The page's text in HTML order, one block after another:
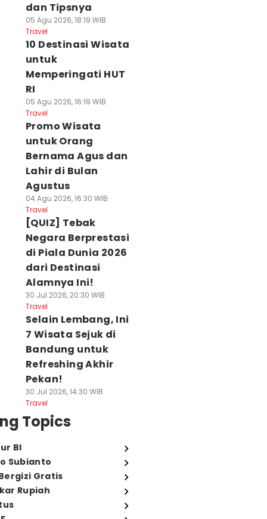
dan Tipsnya
05 Agu 2026, 18:19 WIB
Travel
10 Destinasi Wisata
untuk
Memperingati HUT
RI
05 Agu 2026, 16:19 WIB
Travel
Promo Wisata
untuk Orang
Bernama Agus dan
Lahir di Bulan
Agustus
04 Agu 2026, 16:30 WIB
Travel
[QUIZ] Tebak
Negara Berprestasi
di Piala Dunia 2026
dari Destinasi
Alamnya Ini!
30 Jul 2026, 20:30 WIB
Travel
Selain Lembang, Ini
7 Wisata Sejuk di
Bandung untuk
Refreshing Akhir
Pekan!
30 Jul 2026, 14:30 WIB
Travel
Topics
BI
Subianto
Gratis
Rupiah